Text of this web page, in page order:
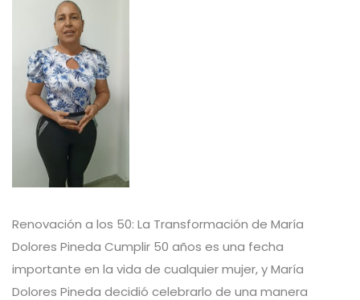
Renovación a los 50: La Transformación de María
Dolores Pineda Cumplir 50 años es una fecha
importante en la vida de cualquier mujer, y María
Dolores Pineda decidió celebrarlo de una manera